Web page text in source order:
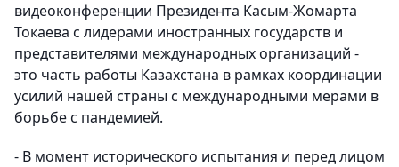
видеоконференции Президента Касым-Жомарта
Токаева с лидерами иностранных государств и
представителями международных организаций -
это часть работы Казахстана в рамках координации
усилий нашей страны с международными мерами в
борьбе с пандемией.
- В момент исторического испытания и перед лицом